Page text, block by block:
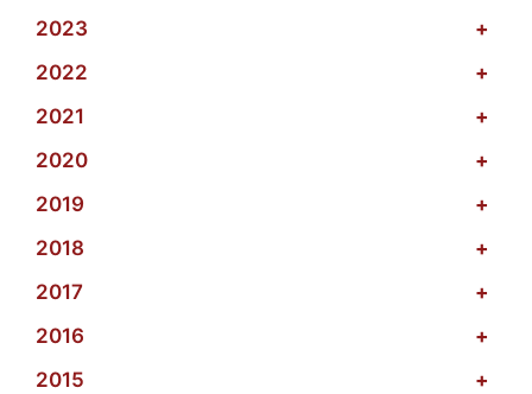
2023
+
2022
+
2021
+
2020
+
2019
+
2018
+
2017
+
2016
+
2015
+